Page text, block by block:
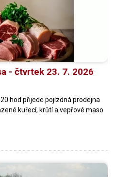
- čtvrtek 23. 7. 2026
hod přijede pojízdná prodejna
kuřecí, krůtí a vepřové maso